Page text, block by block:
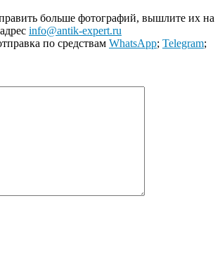
больше фотографий, вышлите их на
info@antik-expert.ru
по средствам WhatsApp; Telegram;